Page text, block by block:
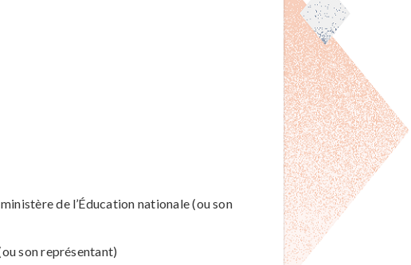
de l’Éducation nationale (ou son
son représentant)